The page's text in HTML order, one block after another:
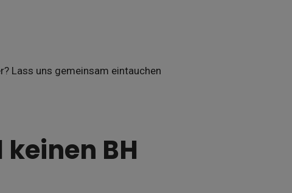
Lass uns gemeinsam eintauchen
BH